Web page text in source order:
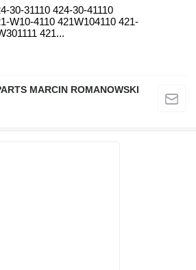
30-31110 424-30-41110
W10-4110 421W104110 421-
421...
MARCIN ROMANOWSKI